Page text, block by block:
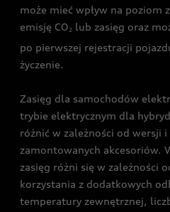
może mieć wpływ na poziom
emisję CO2 lub zasięg oraz
po pierwszej rejestracji
życzenie.
Zasięg dla samochodów
trybie elektrycznym dla
różnić w zależności od wersji
zamontowanych akcesoriów.
zasięg różni się w zależności
korzystania z dodatkowych
temperatury zewnętrznej,